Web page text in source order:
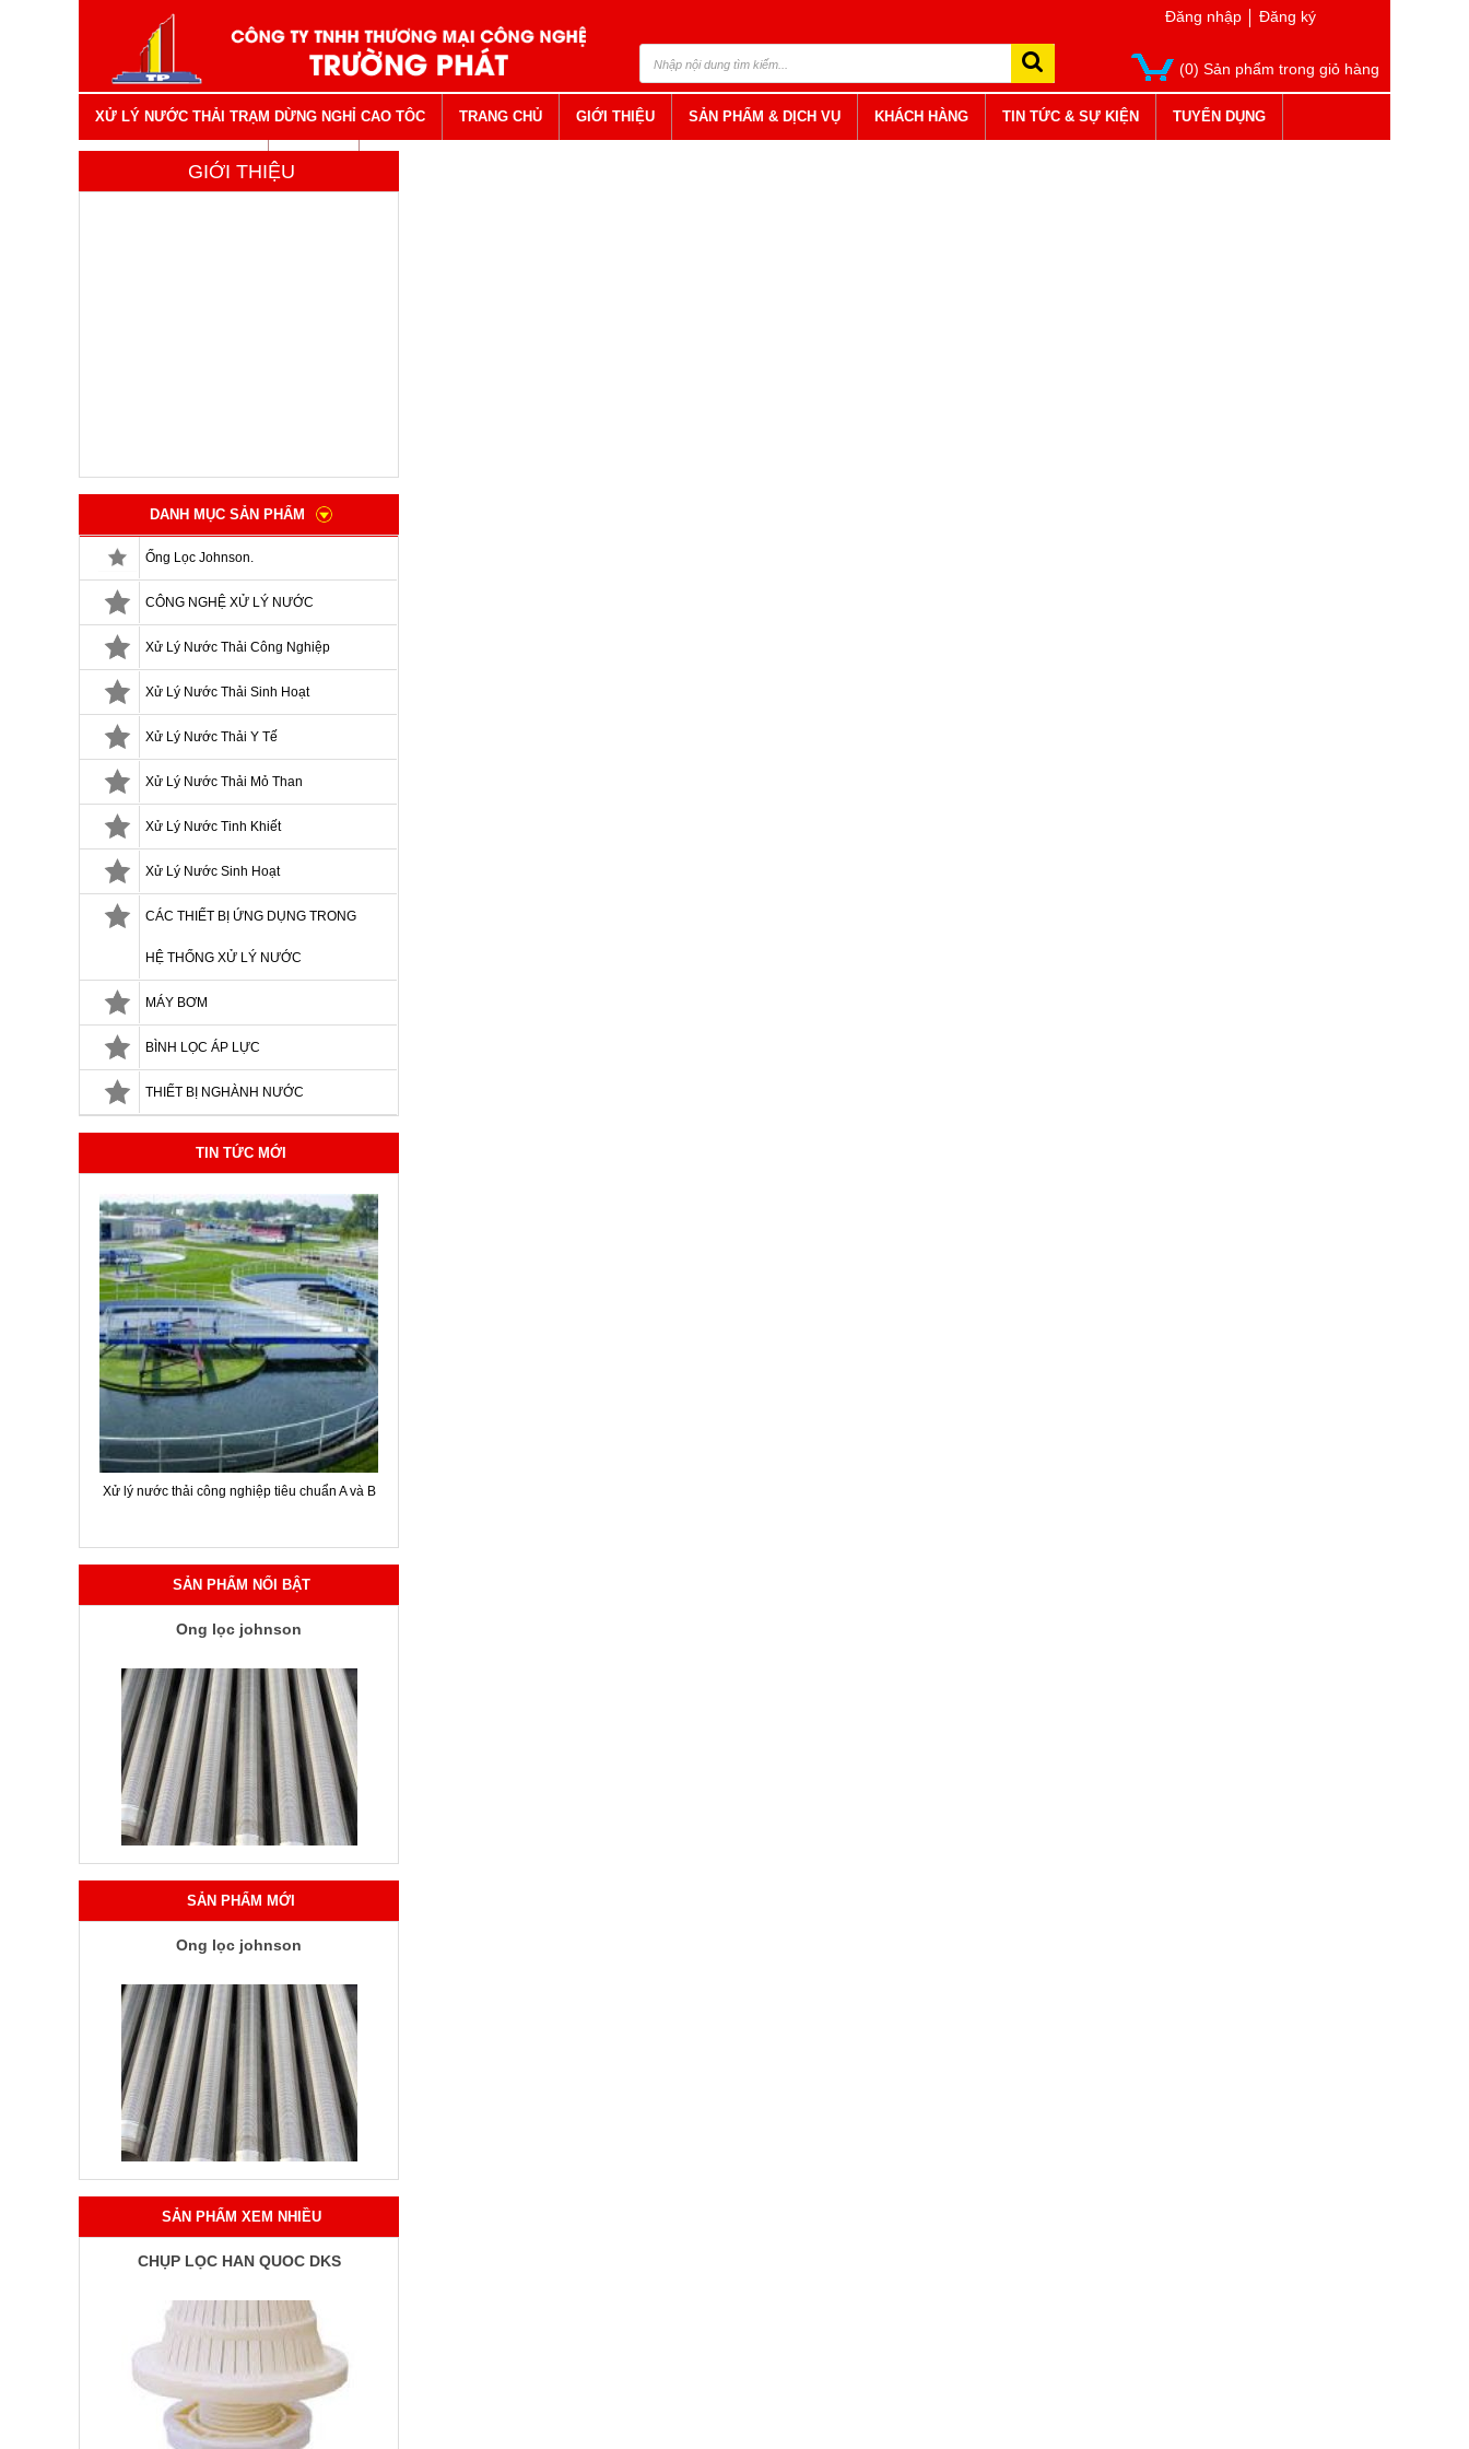
Đăng nhập Đăng ký
(0) Sản phẩm trong giỏ hàng
XỬ LÝ NƯỚC THẢI TRẠM DỪNG NGHỈ CAO TÔC TRANG CHỦ GIỚI THIỆU SẢN PHẨM & DỊCH VỤ KHÁCH HÀNG TIN TỨC & SỰ KIỆN TUYỂN DỤNG
VẬT TƯ NGÀNH NƯỚC LIÊN HỆ
GIỚI THIỆU
DANH MỤC SẢN PHẨM
Ống Lọc Johnson.
CÔNG NGHỆ XỬ LÝ NƯỚC
Xử Lý Nước Thải Công Nghiệp
Xử Lý Nước Thải Sinh Hoạt
Xử Lý Nước Thải Y Tế
Xử Lý Nước Thải Mỏ Than
Xử Lý Nước Tinh Khiết
Xử Lý Nước Sinh Hoạt
CÁC THIẾT BỊ ỨNG DỤNG TRONG
HỆ THỐNG XỬ LÝ NƯỚC
MÁY BƠM
BÌNH LỌC ÁP LỰC
THIẾT BỊ NGHÀNH NƯỚC
TIN TỨC MỚI
Xử lý nước thải công nghiệp tiêu chuẩn A và B
SẢN PHẨM NỔI BẬT
Ống lọc johnson
SẢN PHẨM MỚI
Ống lọc johnson
SẢN PHẨM XEM NHIỀU
CHỤP LỌC HÀN QUỐC DKS